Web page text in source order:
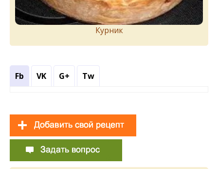
Курник
Fb VK G+ Tw